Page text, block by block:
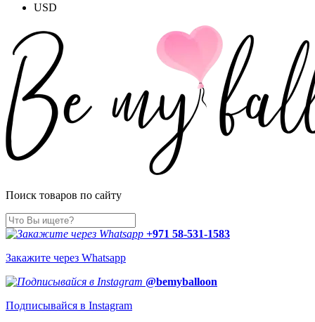
USD
Поиск товаров по сайту
+971 58-531-1583
Закажите через Whatsapp
@bemyballoon
Подписывайся в Instagram